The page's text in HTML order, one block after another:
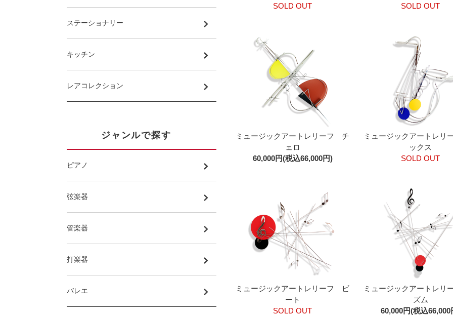
SOLD OUT
SOLD OUT
ミュージックアートレリーフ チ
ェロ
60,000円(税込66,000円)
ミュージックアートレリ
ックス
SOLD OUT
ミュージックアートレリーフ ビ
ート
SOLD OUT
ミュージックアートレリ
ズム
60,000円(税込66,000
ステーショナリー
キッチン
レアコレクション
ジャンルで探す
ピアノ
弦楽器
管楽器
打楽器
バレエ